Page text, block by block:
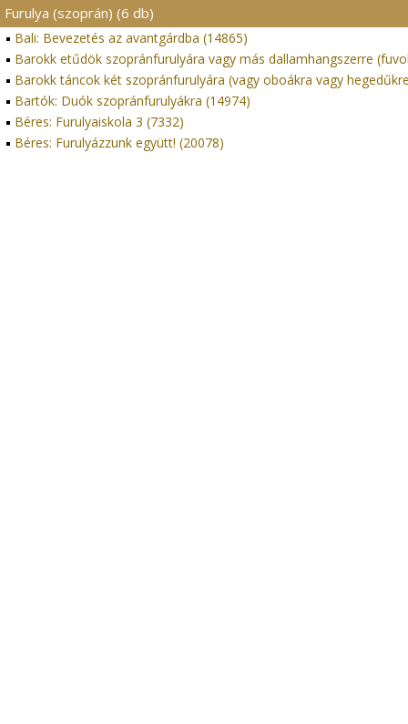
Furulya (szoprán) (6 db)
Bali: Bevezetés az avantgárdba (14865)
Barokk etűdök szopránfurulyára vagy más dallamhangszerre
Barokk táncok két szopránfurulyára (vagy oboákra vagy
Bartók: Duók szopránfurulyákra (14974)
Béres: Furulyaiskola 3 (7332)
Béres: Furulyázzunk együtt! (20078)